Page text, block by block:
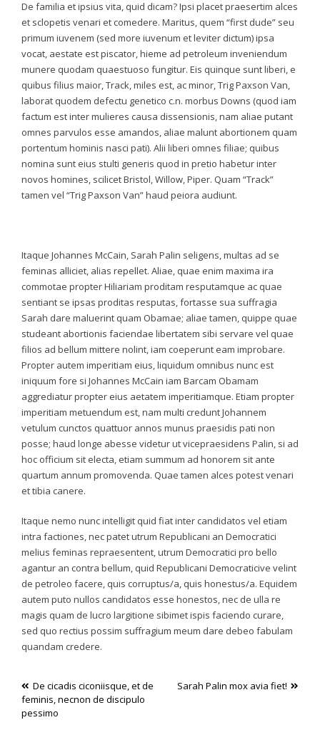
De familia et ipsius vita, quid dicam? Ipsi placet praesertim alces
et sclopetis venari et comedere. Maritus, quem “first dude” seu
primum iuvenem (sed more iuvenum et leviter dictum) ipsa
vocat, aestate est piscator, hieme ad petroleum inveniendum
munere quodam quaestuoso fungitur. Eis quinque sunt liberi, e
quibus filius maior, Track, miles est, ac minor, Trig Paxson Van,
laborat quodem defectu genetico c.n. morbus Downs (quod iam
factum est inter mulieres causa dissensionis, nam aliae putant
omnes parvulos esse amandos, aliae malunt abortionem quam
portentum hominis nasci pati). Alii liberi omnes filiae; quibus
nomina sunt eius stulti generis quod in pretio habetur inter
novos homines, scilicet Bristol, Willow, Piper. Quam “Track”
tamen vel “Trig Paxson Van” haud peiora audiunt.
Itaque Johannes McCain, Sarah Palin seligens, multas ad se
feminas alliciet, alias repellet. Aliae, quae enim maxima ira
commotae propter Hiliariam proditam resputamque ac quae
sentiant se ipsas proditas resputas, fortasse sua suffragia
Sarah dare maluerint quam Obamae; aliae tamen, quippe quae
studeant abortionis faciendae libertatem sibi servare vel quae
filios ad bellum mittere nolint, iam coeperunt eam improbare.
Propter autem imperitiam eius, liquidum omnibus nunc est
iniquum fore si Johannes McCain iam Barcam Obamam
aggrediatur propter eius aetatem imperitiamque. Etiam propter
imperitiam metuendum est, nam multi credunt Johannem
vetulum cunctos quattuor annos munus praesidis pati non
posse; haud longe abesse videtur ut vicepraesidens Palin, si ad
hoc officium sit electa, etiam summum ad honorem sit ante
quartum annum promovenda. Quae tamen alces potest venari
et tibia canere.
Itaque nemo nunc intelligit quid fiat inter candidatos vel etiam
intra factiones, nec patet utrum Republicani an Democratici
melius feminas repraesentent, utrum Democratici pro bello
agantur an contra bellum, quid Republicani Democraticive velint
de petroleo facere, quis corruptus/a, quis honestus/a. Equidem
autem puto nullos candidatos esse honestos, nec de ulla re
magis quam de lucro largitione sibimet ispis faciendo curare,
sed quo rectius possim suffragium meum dare debeo fabulam
quandam credere.
Post
navigation
De cicadis ciconiisque, et de
feminis, necnon de discipulo
pessimo
Sarah Palin mox avia fiet!